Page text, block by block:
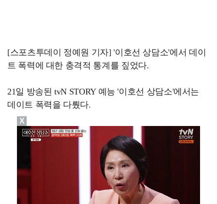
[스포츠투데이 정예원 기자] '이호선 상담소'에서 데이
트 폭력에 대한 충격적 통계를 짚었다.
21일 방송된 tvN STORY 예능 '이호선 상담소'에서는
데이트 폭력을 다뤘다.
X